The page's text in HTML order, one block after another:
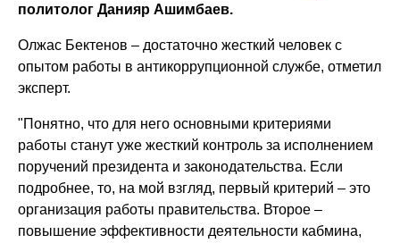
политолог Данияр Ашимбаев.
Олжас Бектенов – достаточно жесткий человек с
опытом работы в антикоррупционной службе, отметил
эксперт.
"Понятно, что для него основными критериями
работы станут уже жесткий контроль за исполнением
поручений президента и законодательства. Если
подробнее, то, на мой взгляд, первый критерий – это
организация работы правительства. Второе –
повышение эффективности деятельности кабмина,